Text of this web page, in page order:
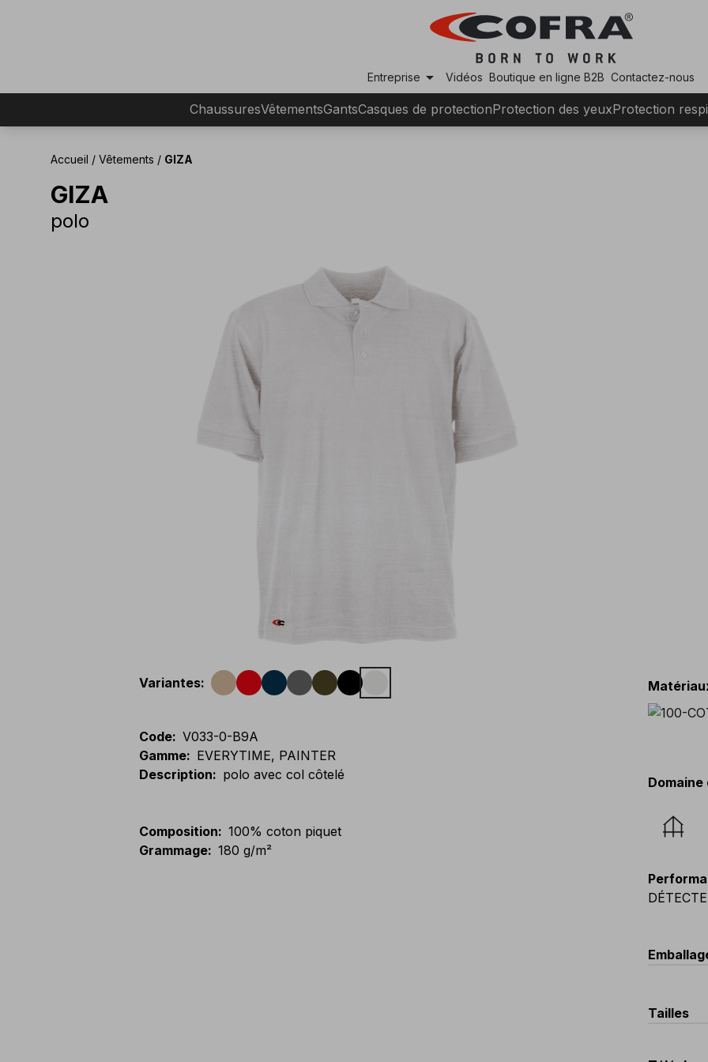
Entreprise arrow_drop_down Vidéos Boutique en ligne B2B Contactez-nous
ChaussuresVêtementsGantsCasques de protectionProtection des yeuxProtection
Accueil / Vêtements / GIZA
GIZA
polo
Variantes:
Code: V033-0-B9A
Gamme: EVERYTIME, PAINTER
Description: polo avec col côtelé
Composition: 100% coton piquet
Grammage: 180 g/m²
Tailles